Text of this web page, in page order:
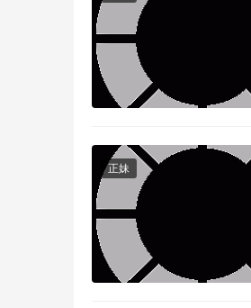
正妹